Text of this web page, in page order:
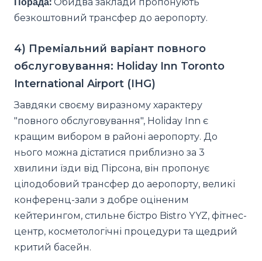
безкоштовний трансфер до аеропорту.
4) Преміальний варіант повного
обслуговування: Holiday Inn Toronto
International Airport (IHG)
Завдяки своєму виразному характеру
"повного обслуговування", Holiday Inn є
кращим вибором в районі аеропорту. До
нього можна дістатися приблизно за 3
хвилини їзди від Пірсона, він пропонує
цілодобовий трансфер до аеропорту, великі
конференц-зали з добре оціненим
кейтерингом, стильне бістро Bistro YYZ, фітнес-
центр, косметологічні процедури та щедрий
критий басейн.